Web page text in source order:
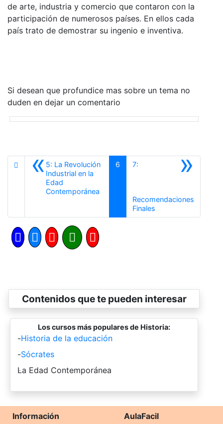
de arte, industria y comercio que contaron con la
participación de numerosos países. En ellos cada
país trato de demostrar su ingenio e inventiva.
Si desean que profundice mas sobre un tema no
duden en dejar un comentario
«5: La Revolución
Industrial en la
Edad
Contemporánea
6 »
7:
Recomendaciones
Finales
Contenidos que te pueden interesar
Los cursos más populares de Historia:
-Historia de la educación
-Sócrates
-
La Edad Contemporánea
Información
AulaFacil